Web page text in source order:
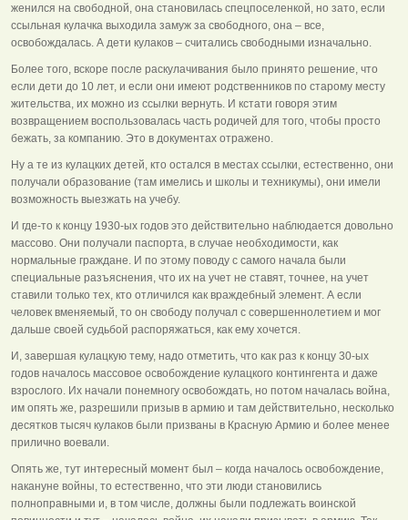
женился на свободной, она становилась спецпоселенкой, но зато, если
ссыльная кулачка выходила замуж за свободного, она – все,
освобождалась. А дети кулаков – считались свободными изначально.
Более того, вскоре после раскулачивания было принято решение, что
если дети до 10 лет, и если они имеют родственников по старому месту
жительства, их можно из ссылки вернуть. И кстати говоря этим
возвращением воспользовалась часть родичей для того, чтобы просто
бежать, за компанию. Это в документах отражено.
Ну а те из кулацких детей, кто остался в местах ссылки, естественно, они
получали образование (там имелись и школы и техникумы), они имели
возможность выезжать на учебу.
И где-то к концу 1930-ых годов это действительно наблюдается довольно
массово. Они получали паспорта, в случае необходимости, как
нормальные граждане. И по этому поводу с самого начала были
специальные разъяснения, что их на учет не ставят, точнее, на учет
ставили только тех, кто отличился как враждебный элемент. А если
человек вменяемый, то он свободу получал с совершеннолетием и мог
дальше своей судьбой распоряжаться, как ему хочется.
И, завершая кулацкую тему, надо отметить, что как раз к концу 30-ых
годов началось массовое освобождение кулацкого контингента и даже
взрослого. Их начали понемногу освобождать, но потом началась война,
им опять же, разрешили призыв в армию и там действительно, несколько
десятков тысяч кулаков были призваны в Красную Армию и более менее
прилично воевали.
Опять же, тут интересный момент был – когда началось освобождение,
накануне войны, то естественно, что эти люди становились
полноправными и, в том числе, должны были подлежать воинской